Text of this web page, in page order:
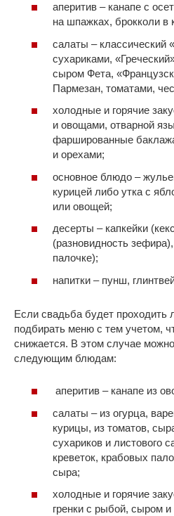
аперитив – канапе с
на шпажках, брокколи в
салаты – классический
сухариками,
сыром Фета,
Пармезан, томатами,
холодные и горячие
и овощами, отварной
фаршированные
и орехами;
основное блюдо –
курицей либо утка с
или овощей;
десерты – капкейки
(разновидность
палочке);
напитки – пунш,
Если свадьба будет проходить
подбирать меню с тем учетом,
снижается. В этом случае
следующим блюдам:
аперитив – канапе из
салаты – из огурца,
курицы, из томатов,
сухариков и листового
креветок, крабовых
сыра;
холодные и горячие
гренки с рыбой, сыром